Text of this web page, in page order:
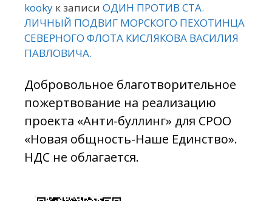
kooky к записи ОДИН ПРОТИВ СТА.
ЛИЧНЫЙ ПОДВИГ МОРСКОГО ПЕХОТИНЦА
СЕВЕРНОГО ФЛОТА КИСЛЯКОВА ВАСИЛИЯ
ПАВЛОВИЧА.
Добровольное благотворительное
пожертвование на реализацию
проекта «Анти-буллинг» для СРОО
«Новая общность-Наше Единство».
НДС не облагается.